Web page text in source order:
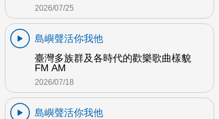
2026/07/25
島嶼聲活你我他
臺灣多族群及各時代的歡樂歌曲樣貌
FM AM
2026/07/18
島嶼聲活你我他